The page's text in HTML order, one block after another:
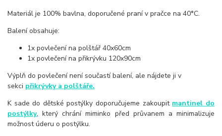
Materiál je 100% bavlna, doporučené praní v pračce na 40°C.
Balení obsahuje:
1x povlečení na polštář 40x60cm
1x povlečení na přikrývku 120x90cm
Výplň do povlečení není součastí balení, ale nájdete ji v
sekci přikrývky a polštáře.
K sade do dětské postýlky doporučujeme zakoupit mantinel do
postýlky, který chrání miminko před průvanem a minimalizuje
možnost úderu o postýlku.